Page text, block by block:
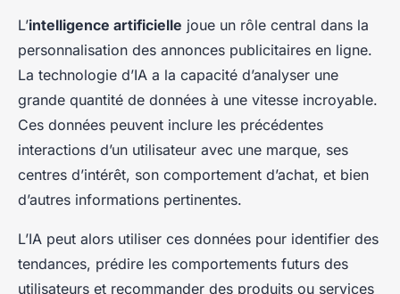
L’intelligence artificielle joue un rôle central dans la
personnalisation des annonces publicitaires en ligne.
La technologie d’IA a la capacité d’analyser une
grande quantité de données à une vitesse incroyable.
Ces données peuvent inclure les précédentes
interactions d’un utilisateur avec une marque, ses
centres d’intérêt, son comportement d’achat, et bien
d’autres informations pertinentes.
L’IA peut alors utiliser ces données pour identifier des
tendances, prédire les comportements futurs des
utilisateurs et recommander des produits ou services